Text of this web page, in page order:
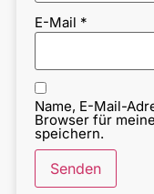
E-Mail *
Name, E-Mail-
Browser für
speichern.